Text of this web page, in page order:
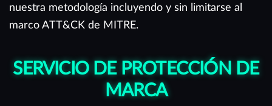
nuestra metodología incluyendo y sin limitarse al
marco ATT&CK de MITRE.
SERVICIO DE PROTECCIÓN DE
MARCA